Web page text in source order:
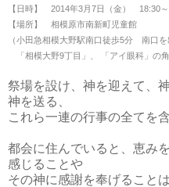
【日時】 2014年3月7日（金） 18:30
【場所】 相模原市南新町児童館
（小田急相模大野駅南口徒歩5分 南口
「相模大野9丁目」、 「アイ眼科」の角
祭場を設け、神を迎えて、
神を送る、
これら一連の行事の全てを
都会に住んでいると、恵み
感じることや
その神に感謝を奉げることは